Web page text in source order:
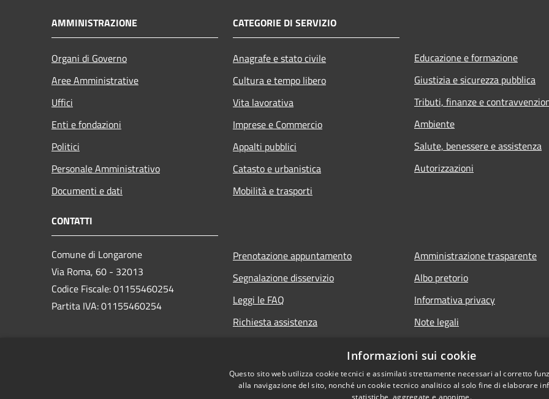
AMMINISTRAZIONE
Organi di Governo
Aree Amministrative
Uffici
Enti e fondazioni
Politici
Personale Amministrativo
Documenti e dati
CATEGORIE DI SERVIZIO
Anagrafe e stato civile
Cultura e tempo libero
Vita lavorativa
Imprese e Commercio
Appalti pubblici
Catasto e urbanistica
Mobilità e trasporti
Educazione e formazione
Giustizia e sicurezza pubblica
Tributi, finanze e
Ambiente
Salute, benessere e assistenza
Autorizzazioni
CONTATTI
Comune di Longarone
Via Roma, 60 - 32013
Codice Fiscale: 01155460254
Partita IVA: 01155460254
Prenotazione appuntamento
Segnalazione disservizio
Leggi le FAQ
Richiesta assistenza
Amministrazione trasparente
Albo pretorio
Informativa privacy
Note legali
Informazioni sui cookie
Questo sito web utilizza cookie tecnici e assimilati strettamente necessari al corretto
alla navigazione del sito, nonché un cookie tecnico analitico al solo fine di elaborare
statistiche, aggregate e anonime.